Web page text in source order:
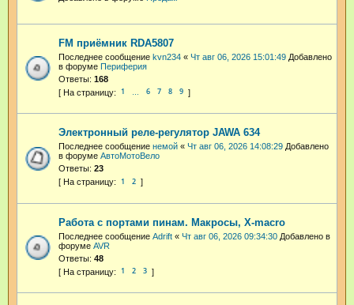
FM приёмник RDA5807
Последнее сообщение kvn234 « Чт авг 06, 2026 15:01:49 Добавлено
в форуме Периферия
Ответы: 168
1 6 7 8 9
Электронный реле-регулятор JAWA 634
Последнее сообщение немой « Чт авг 06, 2026 14:08:29 Добавлено
в форуме АвтоМотоВело
Ответы: 23
1 2
Работа с портами пинам. Макросы, X-macro
Последнее сообщение Adrift « Чт авг 06, 2026 09:34:30 Добавлено в
форуме AVR
Ответы: 48
1 2 3